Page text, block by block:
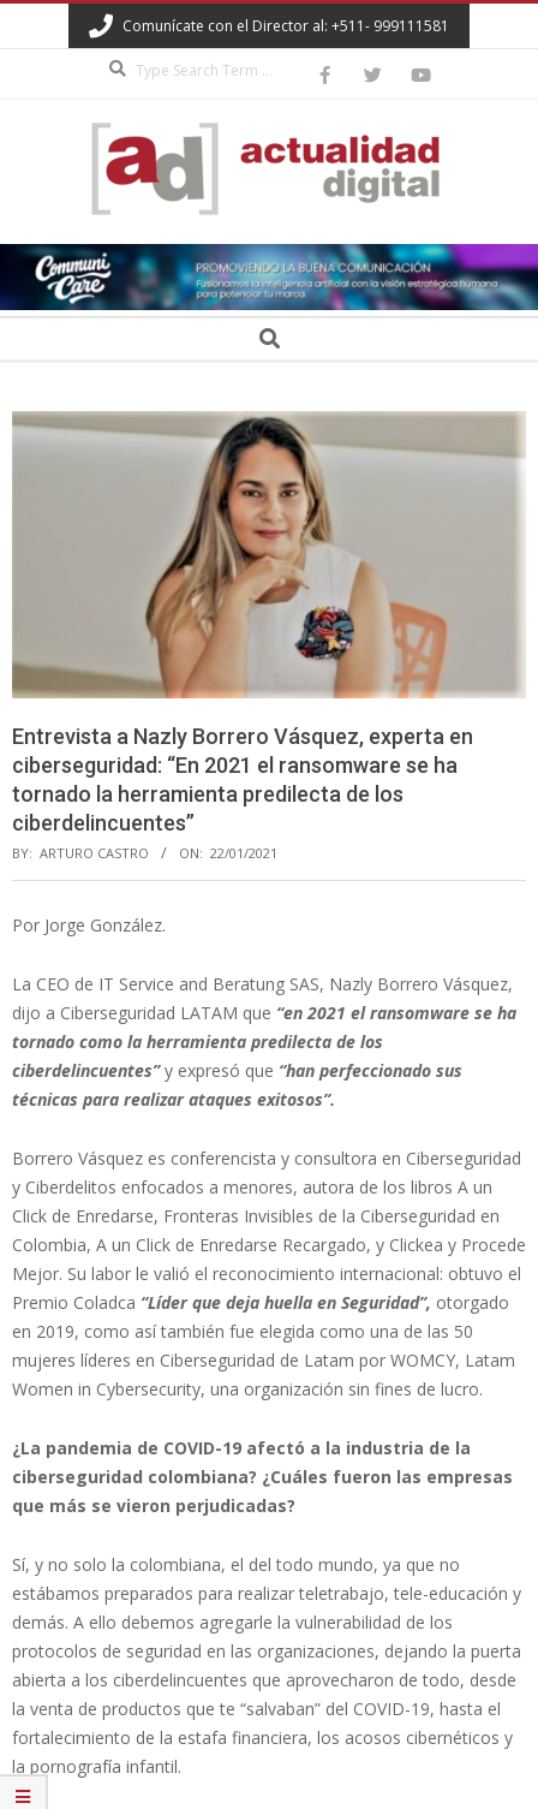
to
Comunícate con el Director al: +511- 999111581
ACTUALIDAD
DIGITAL Search
Entrevista a Nazly Borrero Vásquez, experta en
ciberseguridad: “En 2021 el ransomware se ha
tornado la herramienta predilecta de los
ciberdelincuentes”
BY: ARTURO CASTRO ON: 22/01/2021
Por Jorge González.
La CEO de IT Service and Beratung SAS, Nazly Borrero Vásquez,
dijo a Ciberseguridad LATAM que “en 2021 el ransomware se ha
tornado como la herramienta predilecta de los
ciberdelincuentes”y expresó que “han perfeccionado sus
técnicas para realizar ataques exitosos”.
Borrero Vásquez es conferencista y consultora en Ciberseguridad
y Ciberdelitos enfocados a menores, autora de los libros A un
Click de Enredarse, Fronteras Invisibles de la Ciberseguridad en
Colombia, A un Click de Enredarse Recargado, y Clickea y Procede
Mejor. Su labor le valió el reconocimiento internacional: obtuvo el
Premio Coladca “Líder que deja huella en Seguridad”, otorgado
en 2019, como así también fue elegida como una de las 50
mujeres líderes en Ciberseguridad de Latam por WOMCY, Latam
Women in Cybersecurity, una organización sin fines de lucro.
¿La pandemia de COVID-19 afectó a la industria de la
ciberseguridad colombiana? ¿Cuáles fueron las empresas
que más se vieron perjudicadas?
Sí, y no solo la colombiana, el del todo mundo, ya que no
estábamos preparados para realizar teletrabajo, tele-educación y
demás. A ello debemos agregarle la vulnerabilidad de los
protocolos de seguridad en las organizaciones, dejando la puerta
abierta a los ciberdelincuentes que aprovecharon de todo, desde
la venta de productos que te “salvaban” del COVID-19, hasta el
fortalecimiento de la estafa financiera, los acosos cibernéticos y
la pornografía infantil.